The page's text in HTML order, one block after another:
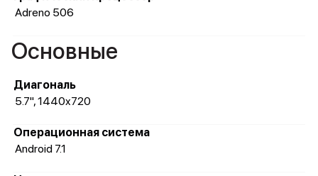
Adreno 506
Основные
Диагональ
5.7", 1440x720
Операционная система
Android 7.1